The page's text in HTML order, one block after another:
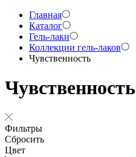
Главная
Каталог
Гель-лаки
Коллекции гель-лаков
Чувственность
Чувственность
Фильтры
Сбросить
Цвет